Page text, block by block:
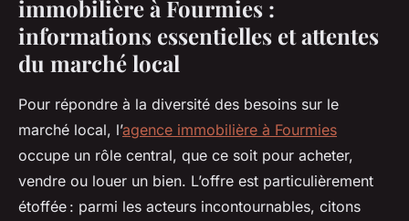
immobilière à Fourmies :
informations essentielles et attentes
du marché local
Pour répondre à la diversité des besoins sur le
marché local, l’agence immobilière à Fourmies
occupe un rôle central, que ce soit pour acheter,
vendre ou louer un bien. L’offre est particulièrement
étoffée : parmi les acteurs incontournables, citons